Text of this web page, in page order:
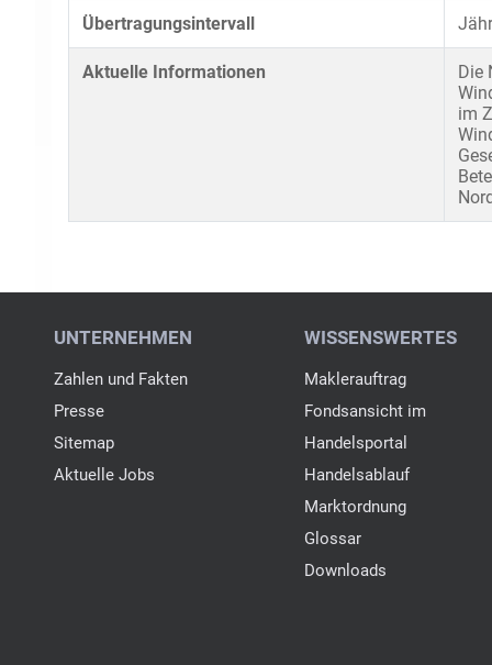
Übertragungsintervall
Aktuelle Informationen
Die
im